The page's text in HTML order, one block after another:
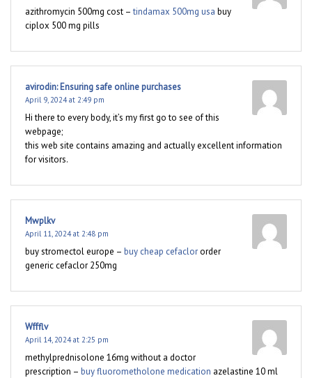
azithromycin 500mg cost –tindamax 500mg usa buy
ciplox 500 mg pills
avirodin: Ensuring safe online purchases
April 9, 2024 at 2:49 pm
Hi there to every body, it’s my first go to see of this
webpage;
this web site contains amazing and actually excellent information
for visitors.
Mwplkv
April 11, 2024 at 2:48 pm
buy stromectol europe – buy cheap cefaclororder
generic cefaclor 250mg
Wffflv
April 14, 2024 at 2:25 pm
methylprednisolone 16mg without a doctor
prescription – buy fluorometholone medication azelastine 10 ml